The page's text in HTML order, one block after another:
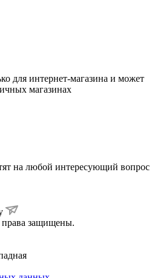
для интернет-магазина и может
магазинах
на любой интересующий вопрос
защищены.